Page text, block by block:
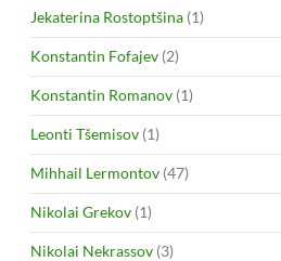
Jekaterina Rostoptšina (1)
Konstantin Fofajev (2)
Konstantin Romanov (1)
Leonti Tšemisov (1)
Mihhail Lermontov (47)
Nikolai Grekov (1)
Nikolai Nekrassov (3)